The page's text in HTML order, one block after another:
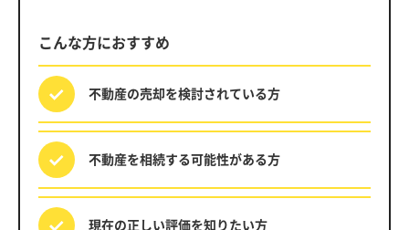
こんな方におすすめ
不動産の売却を検討されている方
不動産を相続する可能性がある方
現在の正しい評価を知りたい方